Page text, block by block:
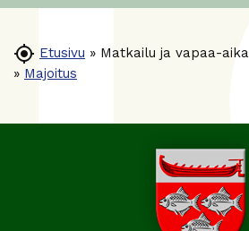
 Etusivu » Matkailu ja vapaa-aika
» Majoitus